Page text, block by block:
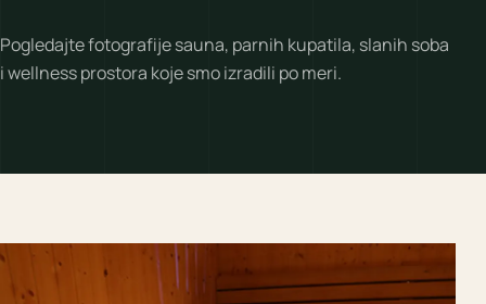
Pogledajte fotografije sauna, parnih kupatila, slanih soba
i wellness prostora koje smo izradili po meri.